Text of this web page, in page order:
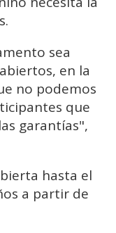
sea
en la
no podemos
que
garantías",
hasta el
a partir de